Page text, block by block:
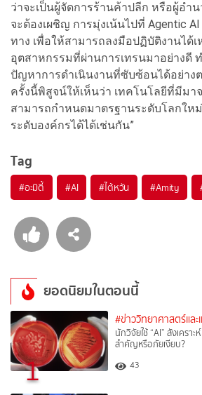
ว่าจะเป็นผู้จัดการร้านค้าปลีก หรือผู้อำ
จะต้องเผชิญ การมุ่งเน้นไปที่ Agentic
ทาง เพื่อให้สามารถลงมือปฏิบัติงานได้
อุตสาหกรรมที่ผ่านการเทรนมาอย่างดี
ปัญหาการดำเนินงานที่ซับซ้อนได้อย่าง
ครั้งนี้พิสูจน์ให้เห็นว่า เทคโนโลยีที่มีมา
สามารถกำหนดมาตรฐานระดับโลกให
ระดับองค์กรได้ได้เช่นกัน”
Tag
#อะมิตี้ #AI #ไต้หวัน #Amity
ยอดนิยมในตอนนี้
1
#ข่าววิทยาศาสตร์และ
นักวิจัยใช้ “AI” สังเคราะ
สำคัญหรือภัยเงียบ?
43